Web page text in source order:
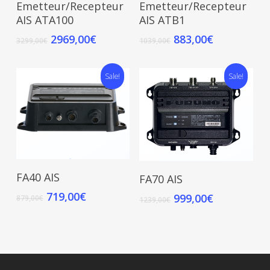
Emetteur/Recepteur
AIS ATA100
3299,00€ 2969,00€
Emetteur/Recepteur
AIS ATB1
1039,00€ 883,00€
Sale!
Add To Cart
FA40 AIS
879,00€ 719,00€
Sale!
Add To Cart
FA70 AIS
1239,00€ 999,00€